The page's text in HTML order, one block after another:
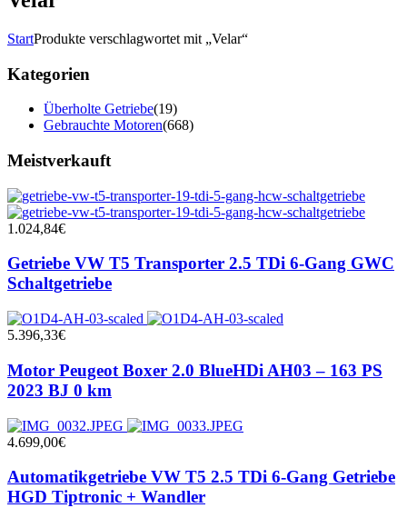
StartProdukte verschlagwortet mit „Velar“
Kategorien
Überholte Getriebe(19)
Gebrauchte Motoren(668)
Meistverkauft
1.024,84€
Getriebe VW T5 Transporter 2.5 TDi 6-Gang GWC
Schaltgetriebe
5.396,33€
Motor Peugeot Boxer 2.0 BlueHDi AH03 – 163 PS
2023 BJ 0 km
4.699,00€
Automatikgetriebe VW T5 2.5 TDi 6-Gang Getriebe
HGD Tiptronic + Wandler